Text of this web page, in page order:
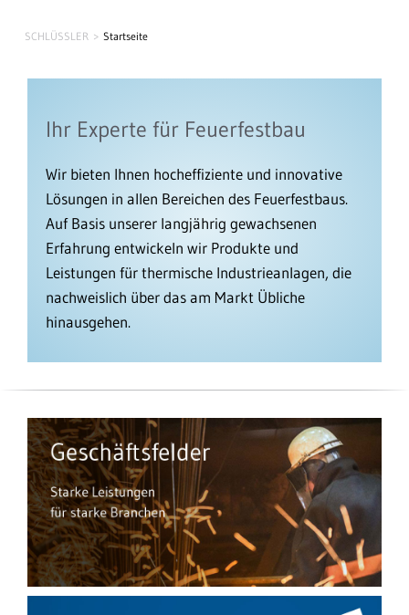
SCHLÜSSLER Startseite
Ihr Experte für Feuerfestbau
Wir bieten Ihnen hocheffiziente und innovative
Lösungen in allen Bereichen des Feuerfestbaus.
Auf Basis unserer langjährig gewachsenen
Erfahrung entwickeln wir Produkte und
Leistungen für thermische Industrieanlagen, die
nachweislich über das am Markt Übliche
hinausgehen.